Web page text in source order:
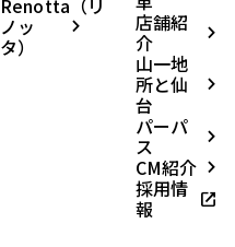
ノッ
タ）
arrow_forward_ios 店舗紹
介 arrow_forward_ios
山一地
所と仙
台
arrow_forward_ios
パーパ
ス arrow_forward_ios
CM紹介 arrow_forward_ios
採用情
報 open_in_new